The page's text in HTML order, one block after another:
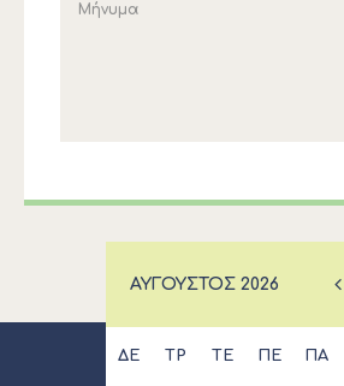
ΑΎΓΟΥΣΤΟΣ 2026
ΔΕ ΤΡ ΤΕ ΠΕ ΠΑ